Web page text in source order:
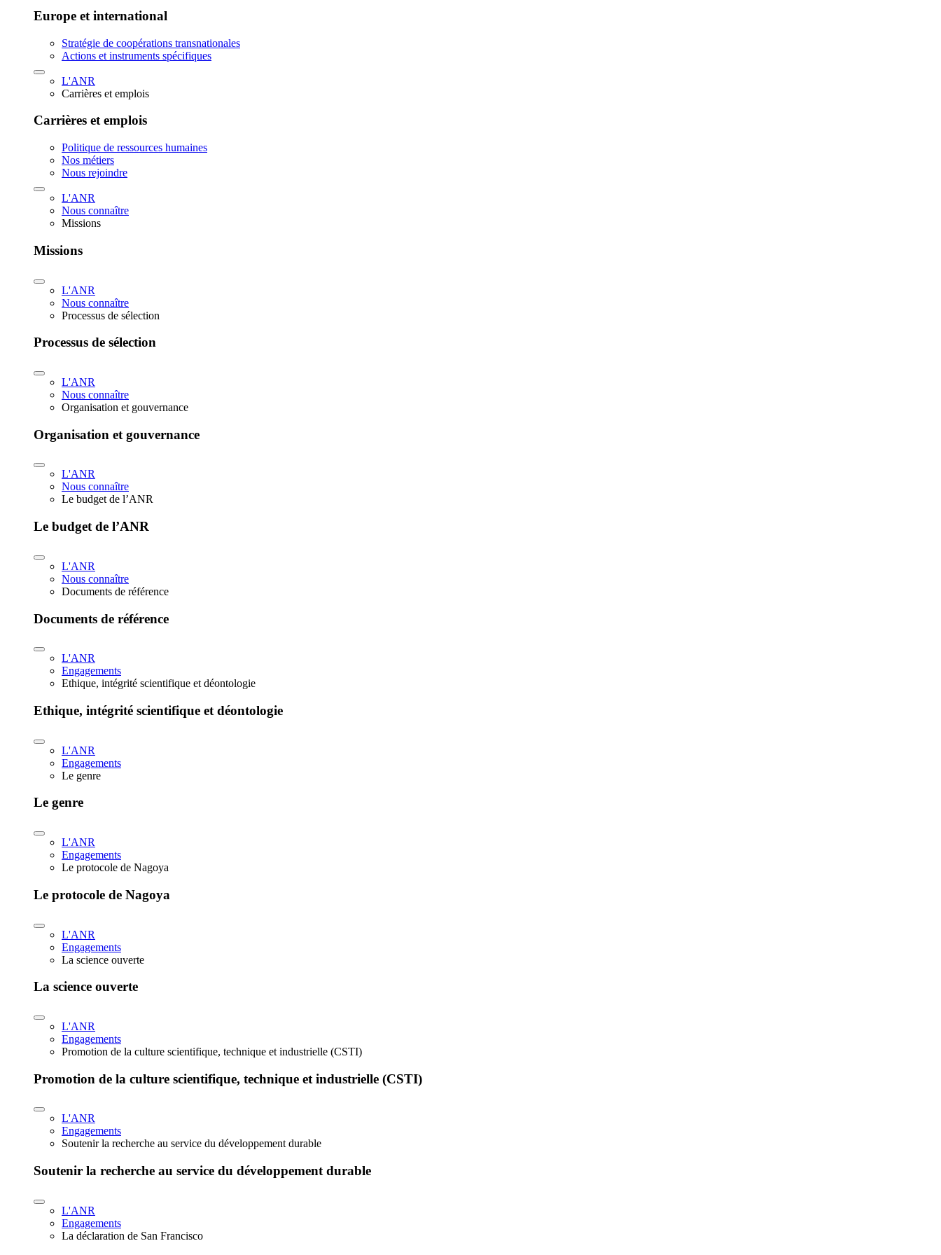
Europe et international
Stratégie de coopérations transnationales
Actions et instruments spécifiques
L'ANR
Carrières et emplois
Carrières et emplois
Politique de ressources humaines
Nos métiers
Nous rejoindre
L'ANR
Nous connaître
Missions
Missions
L'ANR
Nous connaître
Processus de sélection
Processus de sélection
L'ANR
Nous connaître
Organisation et gouvernance
Organisation et gouvernance
L'ANR
Nous connaître
Le budget de l’ANR
Le budget de l’ANR
L'ANR
Nous connaître
Documents de référence
Documents de référence
L'ANR
Engagements
Ethique, intégrité scientifique et déontologie
Ethique, intégrité scientifique et déontologie
L'ANR
Engagements
Le genre
Le genre
L'ANR
Engagements
Le protocole de Nagoya
Le protocole de Nagoya
L'ANR
Engagements
La science ouverte
La science ouverte
L'ANR
Engagements
Promotion de la culture scientifique, technique et industrielle (CSTI)
Promotion de la culture scientifique, technique et industrielle (CSTI)
L'ANR
Engagements
Soutenir la recherche au service du développement durable
Soutenir la recherche au service du développement durable
L'ANR
Engagements
La déclaration de San Francisco